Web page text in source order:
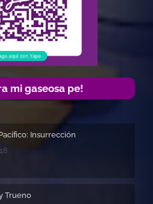
mi gaseosa pe!
Insurrección
Trueno